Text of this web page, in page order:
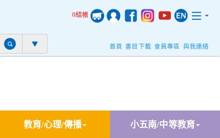
0結帳
首頁 書目下載 會員專區 與我連絡
教育/心理/傳播 小五南/中等教育